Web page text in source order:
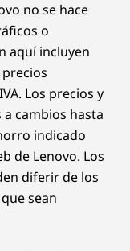
no se hace
o
aquí incluyen
Los precios y
cambios hasta
indicado
de Lenovo. Los
diferir de los
sean